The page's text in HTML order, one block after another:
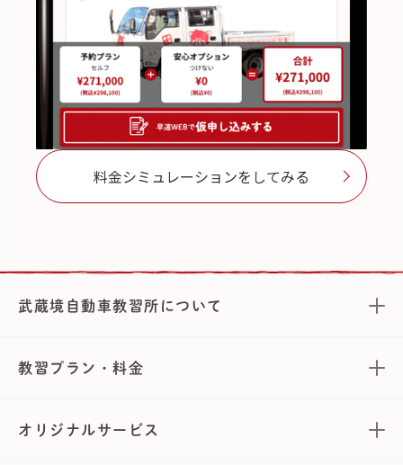
料金シミュレーションをしてみる
武蔵境自動車教習所について
教習プラン・料金
オリジナルサービス